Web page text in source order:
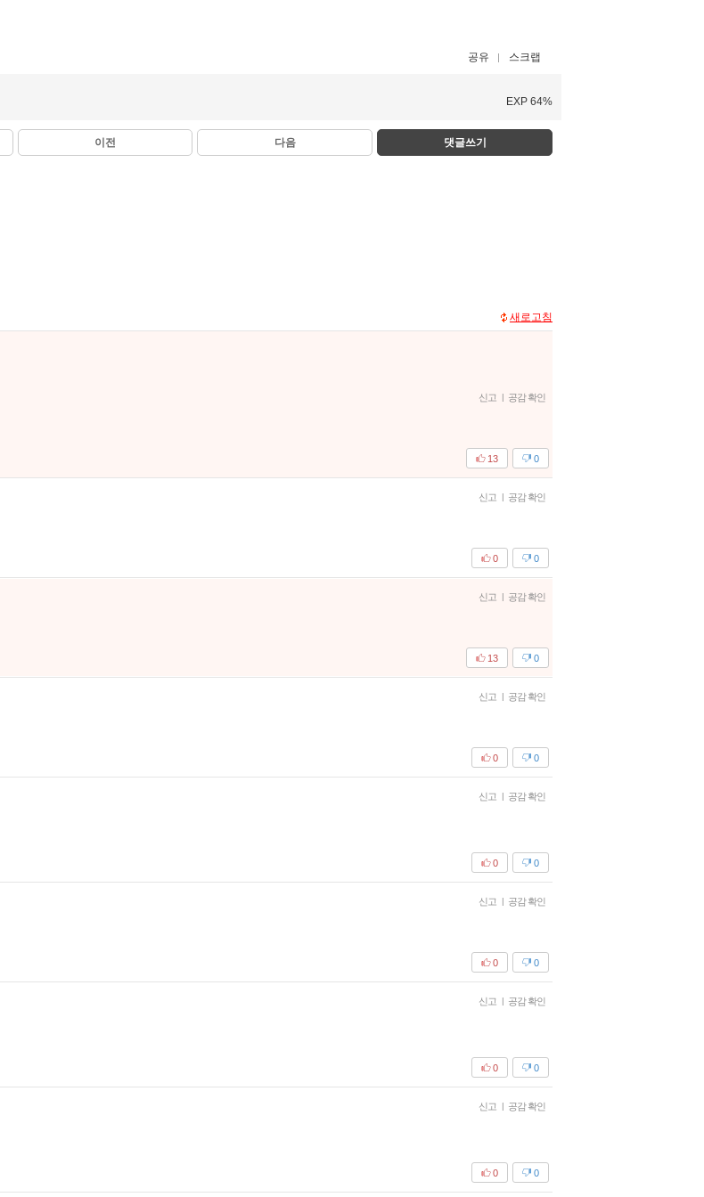
공유 스크랩
EXP 64%
이전 다음 댓글쓰기
새로고침
신고 | 공감 확인
0
13
신고 | 공감 확인
0
0
신고 | 공감 확인
0
13
신고 | 공감 확인
0
0
신고 | 공감 확인
0
0
신고 | 공감 확인
0
0
신고 | 공감 확인
0
0
신고 | 공감 확인
0
0